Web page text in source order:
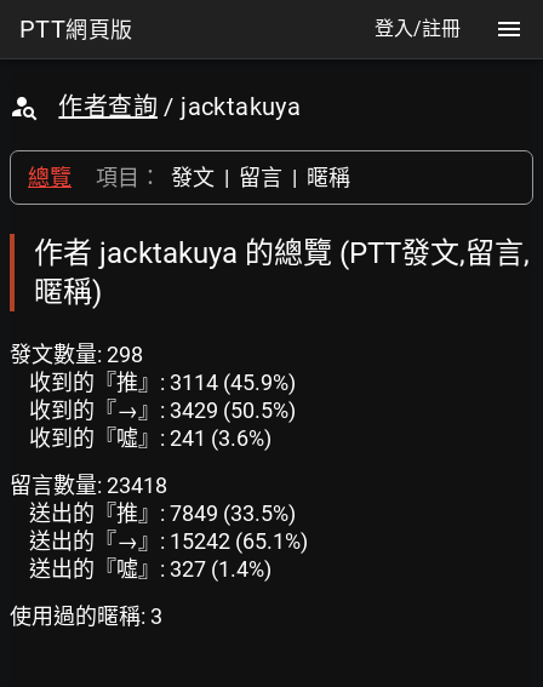
PTT網頁版 登入/註冊
作者查詢 / jacktakuya
總覽 項目： 發文 | 留言 | 暱稱
作者 jacktakuya 的總覽 (PTT發文,留言,
暱稱)
發文數量: 298
收到的『推』: 3114 (45.9%)
收到的『→』: 3429 (50.5%)
收到的『噓』: 241 (3.6%)
留言數量: 23418
送出的『推』: 7849 (33.5%)
送出的『→』: 15242 (65.1%)
送出的『噓』: 327 (1.4%)
使用過的暱稱: 3